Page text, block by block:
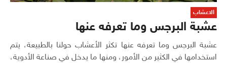
الاعشاب
عشبة البرجس وما تعرفه عنها
عشبة البرجس وما تعرفه عنها تكثر الأعشاب حولنا بالطبيعة، يتم
استخدامها في الكثير من الأمور، ومنها ما يدخل في صناعة الأدوية،